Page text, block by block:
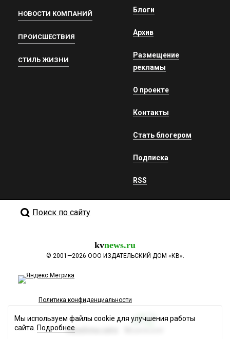
НОВОСТИ КОМПАНИЙ
ПРОИСШЕСТВИЯ
СТИЛЬ ЖИЗНИ
Блоги
Архив
Размещение
рекламы
О проекте
Контакты
Стать блогером
Подписка
RSS
Поиск по сайту
kvnews.ru
© 2001—2026 ООО ИЗДАТЕЛЬСКИЙ ДОМ «КВ».
Политика конфиденциальности
Разработка сайта
Мы используем файлы cookie для улучшения работы
сайта. Подробнее